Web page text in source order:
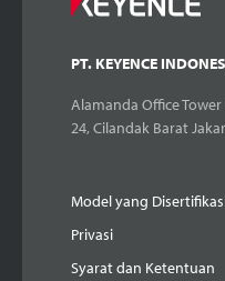
PT. KEYENCE
Alamanda Office
24, Cilandak Barat
Model yang
Privasi
Syarat dan Ketentuan